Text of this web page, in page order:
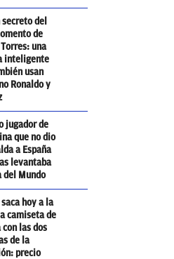
secreto del
de
una
inteligente
usan
Ronaldo y
jugador de
que no dio
a España
levantaba
del Mundo
hoy a la
camiseta de
con las dos
de la
precio